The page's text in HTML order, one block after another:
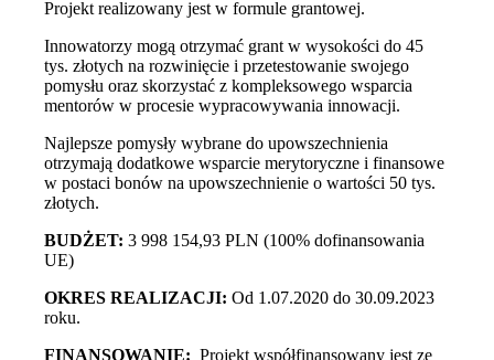
Projekt realizowany jest w formule grantowej.
Innowatorzy mogą otrzymać grant w wysokości do 45
tys. złotych na rozwinięcie i przetestowanie swojego
pomysłu oraz skorzystać z kompleksowego wsparcia
mentorów w procesie wypracowywania innowacji.
Najlepsze pomysły wybrane do upowszechnienia
otrzymają dodatkowe wsparcie merytoryczne i finansowe
w postaci bonów na upowszechnienie o wartości 50 tys.
złotych.
BUDŻET: 3 998 154,93 PLN (100% dofinansowania
UE)
OKRES REALIZACJI: Od 1.07.2020 do 30.09.2023
roku.
FINANSOWANIE: Projekt współfinansowany jest ze